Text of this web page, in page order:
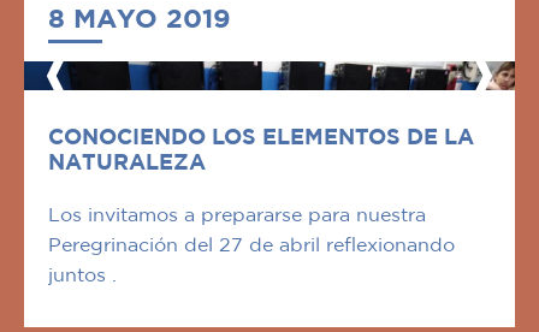
8 MAYO 2019
CONOCIENDO LOS ELEMENTOS DE LA
NATURALEZA
Los invitamos a prepararse para nuestra
Peregrinación del 27 de abril reflexionando
juntos .